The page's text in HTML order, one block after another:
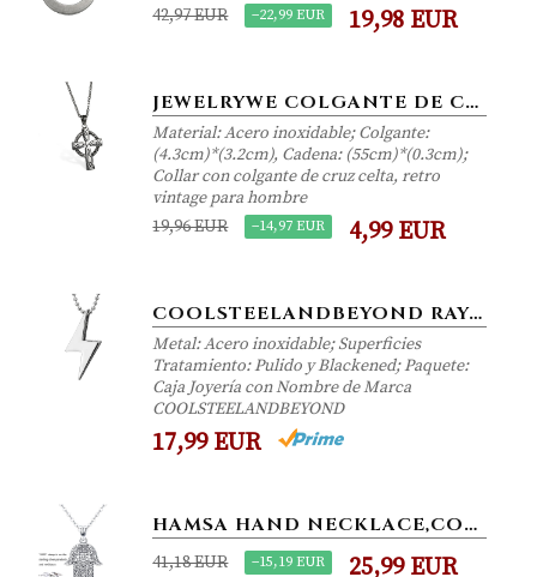
42,97 EUR
−22,99 EUR 19,98 EUR
JEWELRYWE COLGANTE DE CRUZ CELTA RETRO COLLAR DE HOMBRE ACERO INOXIDABLE DE COLOR PLATA, VINTAGE COLLAR PUNK ROCK BIKER,...
Material: Acero inoxidable; Colgante:
(4.3cm)*(3.2cm), Cadena: (55cm)*(0.3cm);
Collar con colgante de cruz celta, retro
vintage para hombre
19,96 EUR
−14,97 EUR 4,99 EUR
COOLSTEELANDBEYOND RAYO COLGANTE CON VINTAGE OLA PATRÓN, COLLAR DE HOMBRE MUJER, ACERO INOXIDABLE, BOLA CADENA 75CM
Metal: Acero inoxidable; Superficies
Tratamiento: Pulido y Blackened; Paquete:
Caja Joyería con Nombre de Marca
COOLSTEELANDBEYOND
17,99 EUR
HAMSA HAND NECKLACE,COLGANTE DE PLATA ESTERLINA JOYAS PARA HOMBRES, SAGRADO VINTAGE HAND OF FATIMA EVIL EYE COLGANTE CON...
41,18 EUR −15,19 EUR 25,99 EUR